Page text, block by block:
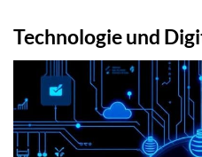
Technologie und